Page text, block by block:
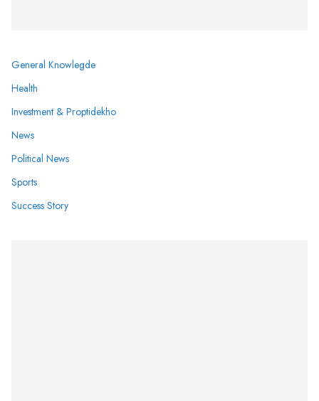
General Knowlegde
Health
Investment & Proptidekho
News
Political News
Sports
Success Story